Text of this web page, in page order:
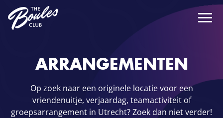
ARRANGEMENTEN
Op zoek naar een originele locatie voor een
vriendenuitje, verjaardag, teamactiviteit of
groepsarrangement in Utrecht? Zoek dan niet verder!